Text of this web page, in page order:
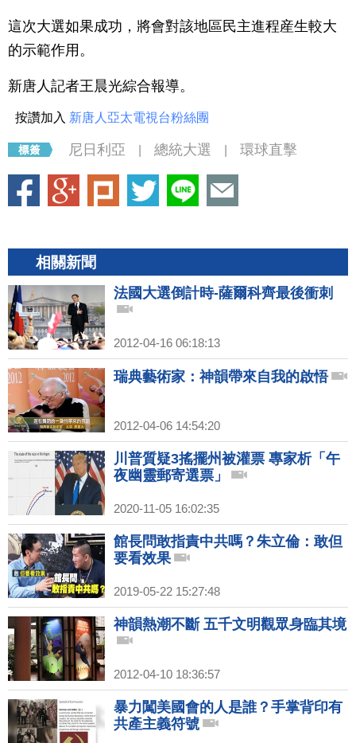
這次大選如果成功，將會對該地區民主進程産生較大
的示範作用。
新唐人記者王晨光綜合報導。
按讚加入 新唐人亞太電視台粉絲團
尼日利亞 總統大選 環球直擊
相關新聞
法國大選倒計時-薩爾科齊最後衝刺
2012-04-16 06:18:13
瑞典藝術家：神韻帶來自我的啟悟
2012-04-06 14:54:20
川普質疑3搖擺州被灌票 專家析「午
夜幽靈郵寄選票」
2020-11-05 16:02:35
館長問敢指責中共嗎？朱立倫：敢但
要看效果
2019-05-22 15:27:48
神韻熱潮不斷 五千文明觀眾身臨其境
2012-04-10 18:36:57
暴力闖美國會的人是誰？手掌背印有
共產主義符號